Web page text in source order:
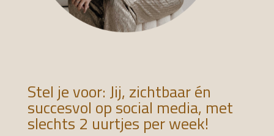
Stel je voor: Jij, zichtbaar én
succesvol op social media, met
slechts 2 uurtjes per week!